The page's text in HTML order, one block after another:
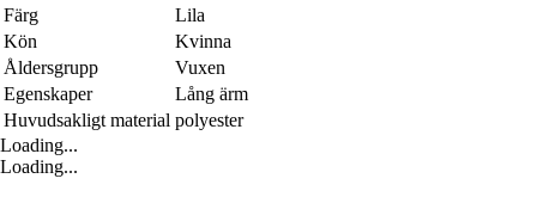
Färg
Lila
Kön
Kvinna
Åldersgrupp
Vuxen
Egenskaper
Lång ärm
Huvudsakligt material polyester
Loading...
Loading...